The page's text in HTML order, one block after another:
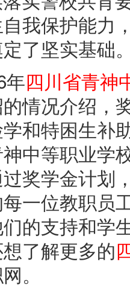
我保护能力
了坚实基础
年四川省青神
情况介绍，
和特困生补
中等职业学
奖学金计划
一位教职员
的支持和学
了解更多的
。